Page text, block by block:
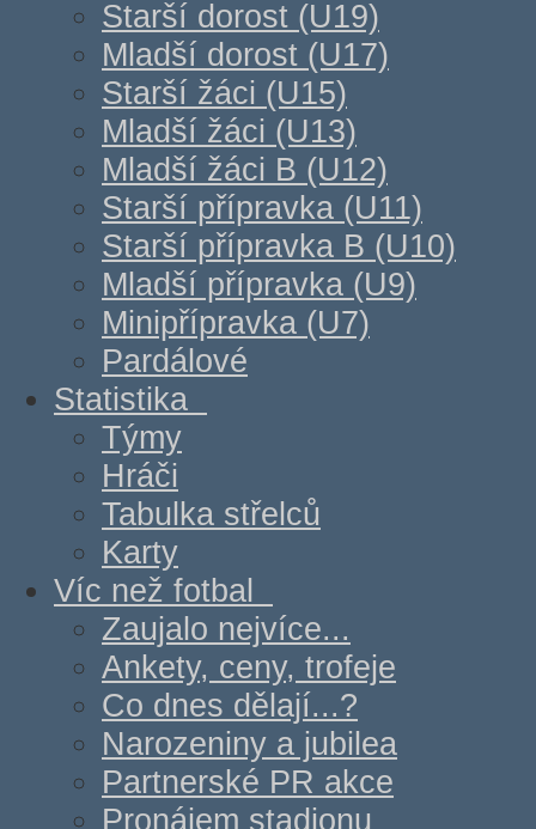
Starší dorost (U19)
Mladší dorost (U17)
Starší žáci (U15)
Mladší žáci (U13)
Mladší žáci B (U12)
Starší přípravka (U11)
Starší přípravka B (U10)
Mladší přípravka (U9)
Minipřípravka (U7)
Pardálové
Statistika
Týmy
Hráči
Tabulka střelců
Karty
Víc než fotbal
Zaujalo nejvíce...
Ankety, ceny, trofeje
Co dnes dělají...?
Narozeniny a jubilea
Partnerské PR akce
Pronájem stadionu